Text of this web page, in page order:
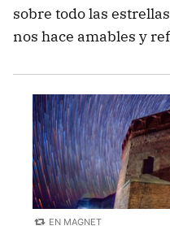
sobre todo las
nos hace amables y
EN MAGNET